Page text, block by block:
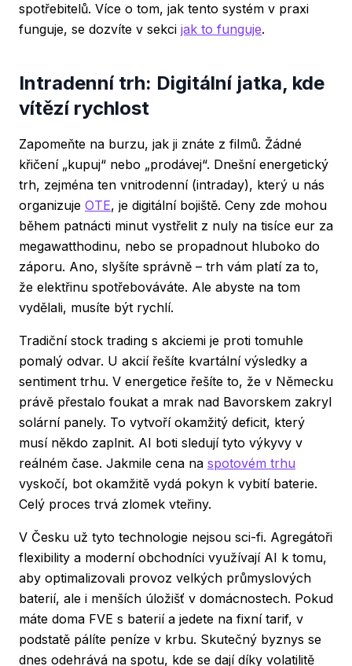
spotřebitelů. Více o tom, jak tento systém v praxi
funguje, se dozvíte v sekci jak to funguje.
Intradenní trh: Digitální jatka, kde
vítězí rychlost
Zapomeňte na burzu, jak ji znáte z filmů. Žádné
křičení „kupuj“ nebo „prodávej“. Dnešní energetický
trh, zejména ten vnitrodenní (intraday), který u nás
organizuje OTE, je digitální bojiště. Ceny zde mohou
během patnácti minut vystřelit z nuly na tisíce eur za
megawatthodinu, nebo se propadnout hluboko do
záporu. Ano, slyšíte správně – trh vám platí za to,
že elektřinu spotřebováváte. Ale abyste na tom
vydělali, musíte být rychlí.
Tradiční stock trading s akciemi je proti tomuhle
pomalý odvar. U akcií řešíte kvartální výsledky a
sentiment trhu. V energetice řešíte to, že v Německu
právě přestalo foukat a mrak nad Bavorskem zakryl
solární panely. To vytvoří okamžitý deficit, který
musí někdo zaplnit. AI boti sledují tyto výkyvy v
reálném čase. Jakmile cena na spotovém trhu
vyskočí, bot okamžitě vydá pokyn k vybití baterie.
Celý proces trvá zlomek vteřiny.
V Česku už tyto technologie nejsou sci-fi. Agregátoři
flexibility a moderní obchodníci využívají AI k tomu,
aby optimalizovali provoz velkých průmyslových
baterií, ale i menších úložišť v domácnostech. Pokud
máte doma FVE s baterií a jedete na fixní tarif, v
podstatě pálíte peníze v krbu. Skutečný byznys se
dnes odehrává na spotu, kde se dají díky volatilitě